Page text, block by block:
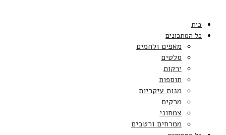
בית
כל המתכונים
מאפים ולחמים
סלטים
ירקות
תוספות
מנות עיקריות
מרקים
צמחוני
ממרחים ורטבים